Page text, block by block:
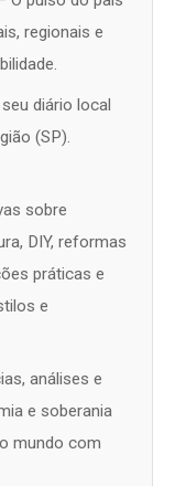
regionais e
seu diário local
(SP).
sobre
DIY, reformas
práticas e
e
análises e
e soberania
mundo com